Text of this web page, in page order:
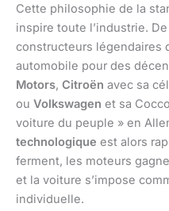
Cette philosophie de la
inspire toute l’industrie.
constructeurs légendaires
automobile pour des
Motors, Citroën avec sa
ou Volkswagen et sa
voiture du peuple » en
technologique est alors
ferment, les moteurs
et la voiture s’impose
individuelle.